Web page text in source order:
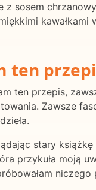
z sosem
ten
ten przepis,
Zawsze
stary
przykuła moją